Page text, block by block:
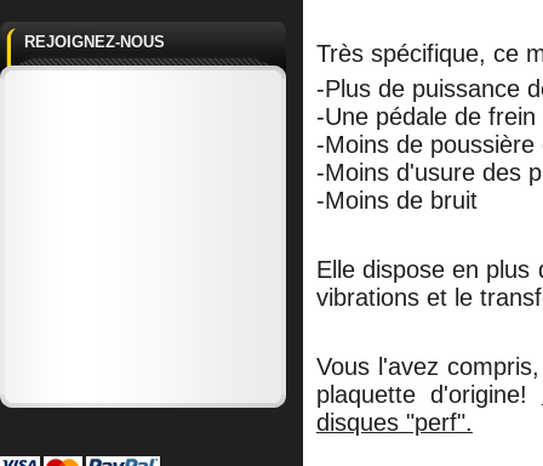
REJOIGNEZ-NOUS
Très spécifique, ce
-Plus de puissance
-Une pédale de
-Moins de poussière
-Moins d'usure des
-Moins de bruit
Elle dispose en plus
vibrations et le
Vous l'avez
plaquette d'origine!
disques "perf".